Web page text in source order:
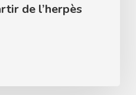
de l’herpès